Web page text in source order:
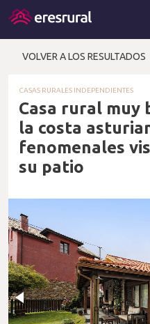
VOLVER A LOS RESULTADOS
CASAS RURALES INDEPENDIENTES
Casa rural muy
la costa
fenomenales
su patio